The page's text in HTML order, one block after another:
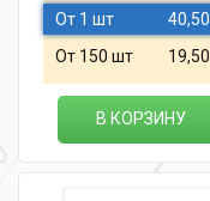
От 1 шт 40,50
От 150 шт 19,50
В КОРЗИНУ